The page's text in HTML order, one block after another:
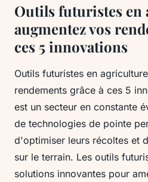
Outils futuristes en
augmentez vos
ces 5 innovations
Outils futuristes en
rendements grâce à ces 5
est un secteur en constante
de technologies de pointe
d'optimiser leurs récoltes et
sur le terrain. Les outils
solutions innovantes pour